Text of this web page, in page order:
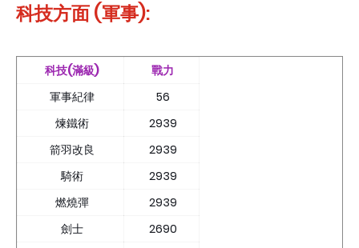
科技方面 (軍事):
科技(滿級)
戰力
軍事紀律
56
煉鐵術
2939
箭羽改良
2939
騎術
2939
燃燒彈
2939
劍士
2690